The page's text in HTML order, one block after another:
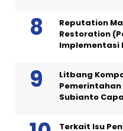
Reputation
Restoration
Implementasi
Litbang
Pemerintahan
Subianto
Terkait Isu